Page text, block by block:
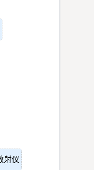
射仪